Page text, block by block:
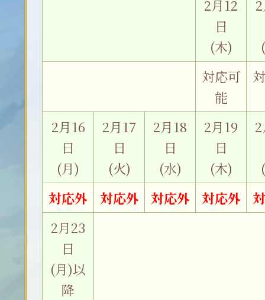
2月12
日
(木)
対応可
能
2月16
日
(月)
2月17
日
(火)
2月18
日
(水)
2月19
日
(木)
対応外
対応外 対応外 対応外
2月23
日
(月)以
降